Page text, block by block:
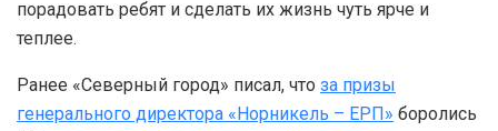
порадовать ребят и сделать их жизнь чуть ярче и
теплее.
Ранее «Северный город» писал, что за призы
генерального директора «Норникель – ЕРП» боролись